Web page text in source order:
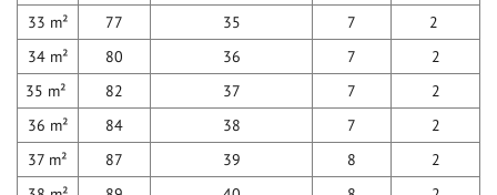
33 m²
77 35 7
2
34 m²
80 36 7
2
35 m²
82 37 7
2
36 m²
84 38 7
2
37 m²
87 39 8
2